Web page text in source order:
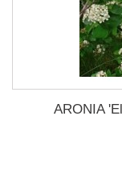
ARONIA